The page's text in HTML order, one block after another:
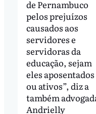
de Pernambuco
pelos prejuízos
causados aos
servidores e
servidoras da
educação, sejam
eles aposentados
ou ativos”, diz a
também
Andrielly